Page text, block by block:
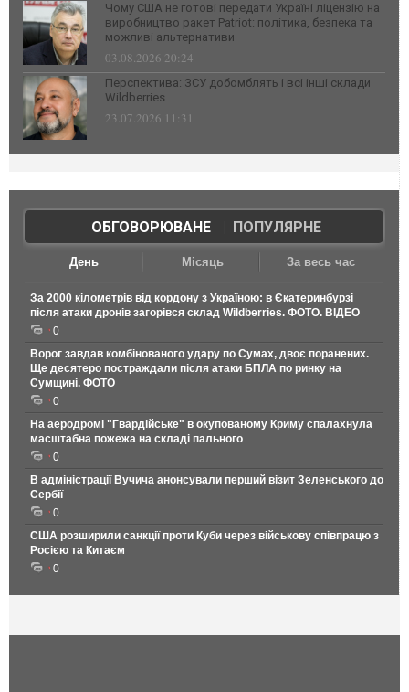
Чому США не готові передати Україні ліцензію на
виробництво ракет Patriot: політика, безпека та
можливі альтернативи
03.08.2026 20:24
Перспектива: ЗСУ добомблять і всі інші склади
Wildberries
23.07.2026 11:31
ОБГОВОРЮВАНЕ| ПОПУЛЯРНЕ
День Місяць За весь час
За 2000 кілометрів від кордону з Україною: в Єкатеринбурзі
після атаки дронів загорівся склад Wildberries. ФОТО. ВІДЕО
0
Ворог завдав комбінованого удару по Сумах, двоє поранених.
Ще десятеро постраждали після атаки БПЛА по ринку на
Сумщині. ФОТО
0
На аеродромі "Гвардійське" в окупованому Криму спалахнула
масштабна пожежа на складі пального
0
В адміністрації Вучича анонсували перший візит Зеленського до
Сербії
0
США розширили санкції проти Куби через військову співпрацю з
Росією та Китаєм
0